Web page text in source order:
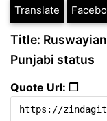
Translate
Title:
Punjabi status
Quote Url: ❐